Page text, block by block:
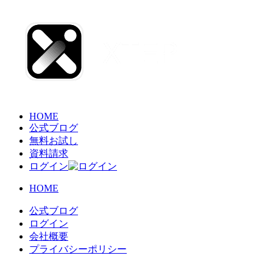
HOME
公式ブログ
無料お試し
資料請求
ログイン
HOME
公式ブログ
ログイン
会社概要
プライバシーポリシー